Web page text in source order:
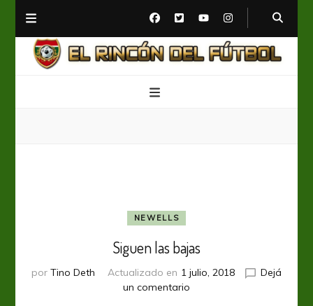
NEWELLS
Siguen las bajas
por Tino Deth Actualizado en 1 julio, 2018
Dejá
un comentario